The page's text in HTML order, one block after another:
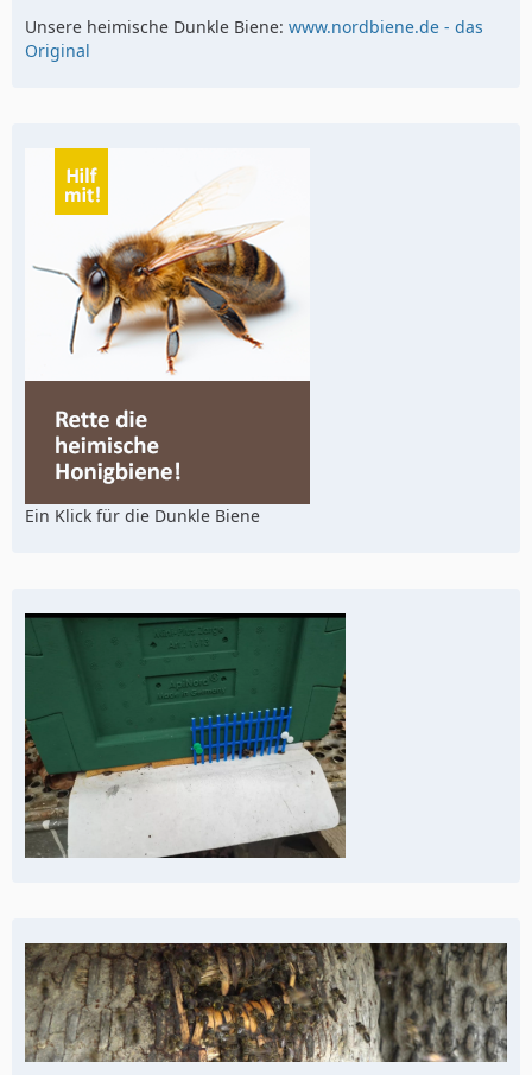
Unsere heimische Dunkle Biene: www.nordbiene.de - das
Original
Ein Klick für die Dunkle Biene